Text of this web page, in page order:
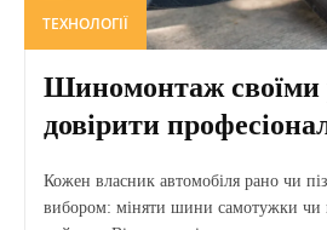
ТЕХНОЛОГІЇ
Шиномонтаж своїми
довірити
Кожен власник автомобіля рано чи
вибором: міняти шини самотужки чи